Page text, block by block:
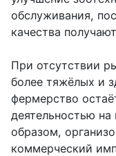
обслуживания,
качества
При отсутствии
более тяжёлых и
фермерство
деятельностью
образом,
коммерческий